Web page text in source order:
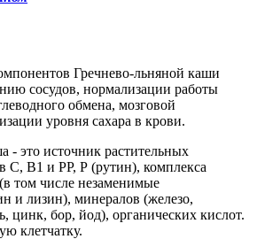
Гречнево-льняной каши
сосудов, нормализации работы
обмена, мозговой
уровня сахара в крови.
- это источник растительных
С, В1 и РР, Р (рутин), комплекса
том числе незаменимые
и лизин), минералов (железо,
цинк, бор, йод), органических кислот.
клетчатку.